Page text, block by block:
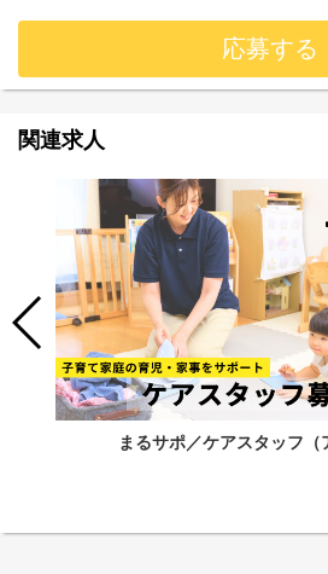
応募する
関連求人
まるサポ／ケアスタッフ（